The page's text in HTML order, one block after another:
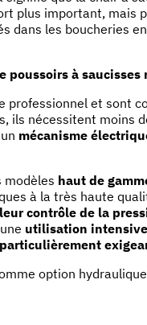
plus important, mais
dans les boucheries
poussoirs à saucisses
professionnel et sont
ils nécessitent moins
mécanisme
haut de
à la très haute
contrôle de la
utilisation intensive
option